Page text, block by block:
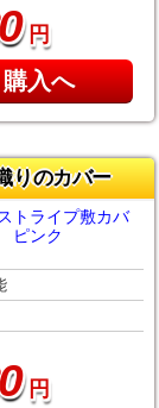
円
入へ
りのカバー
トライプ敷カバ
ピンク
円